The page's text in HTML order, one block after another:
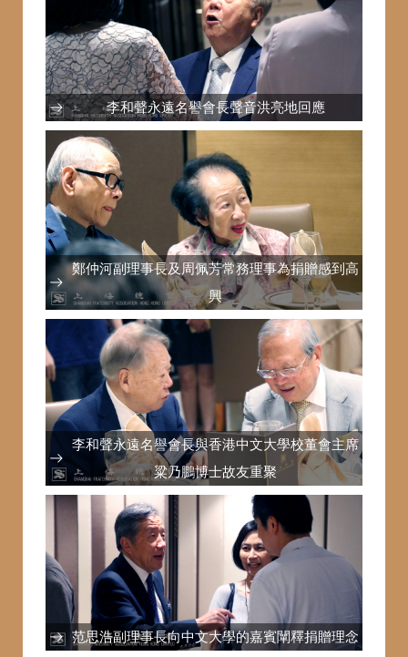
李和聲永遠名譽會長聲音洪亮地回應
鄭仲河副理事長及周佩芳常務理事為捐贈感到高
興
李和聲永遠名譽會長與香港中文大學校董會主席
粱乃鵬博士故友重聚
范思浩副理事長向中文大學的嘉賓闡釋捐贈理念